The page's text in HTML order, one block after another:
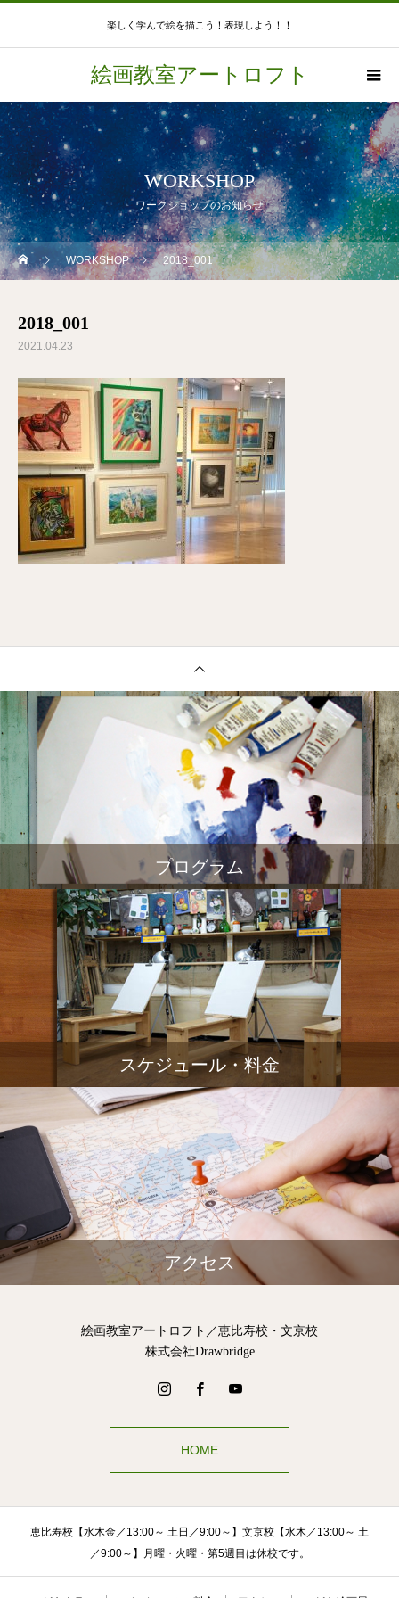
楽しく学んで絵を描こう！表現しよう！！
絵画教室アートロフト
WORKSHOP
ワークショップのお知らせ
WORKSHOP 2018_001
2018_001
2021.04.23
プログラム
スケジュール・料金
アクセス
絵画教室アートロフト／恵比寿校・文京校
株式会社Drawbridge
HOME
恵比寿校【水木金／13:00～ 土日／9:00～】文京校【水木／13:00～ 土
／9:00～】月曜・火曜・第5週目は休校です。